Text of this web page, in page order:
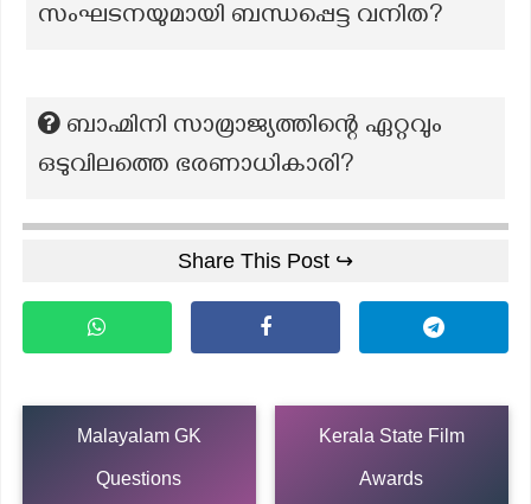
സംഘടനയുമായി ബന്ധപ്പെട്ട വനിത?
ബാഹ്മിനി സാമ്രാജ്യത്തിന്റെ ഏറ്റവും
ഒടുവിലത്തെ ഭരണാധികാരി?
Share This Post ↪
Malayalam GK
Questions
Kerala State Film
Awards